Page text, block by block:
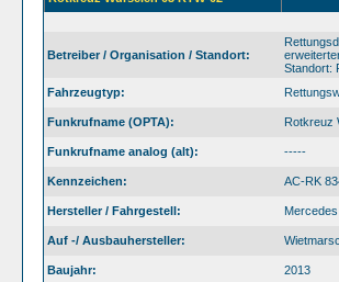
Betreiber / Organisation / Standort:
Standort:
Fahrzeugtyp:
Funkrufname (OPTA): Rotkreuz
Funkrufname analog (alt): -----
Kennzeichen: AC-RK
Hersteller / Fahrgestell:
Auf -/ Ausbauhersteller:
Baujahr: 2013